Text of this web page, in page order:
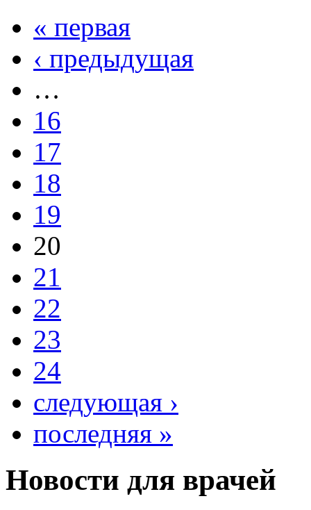
« первая
‹ предыдущая
…
16
17
18
19
20
21
22
23
24
следующая ›
последняя »
Новости для врачей